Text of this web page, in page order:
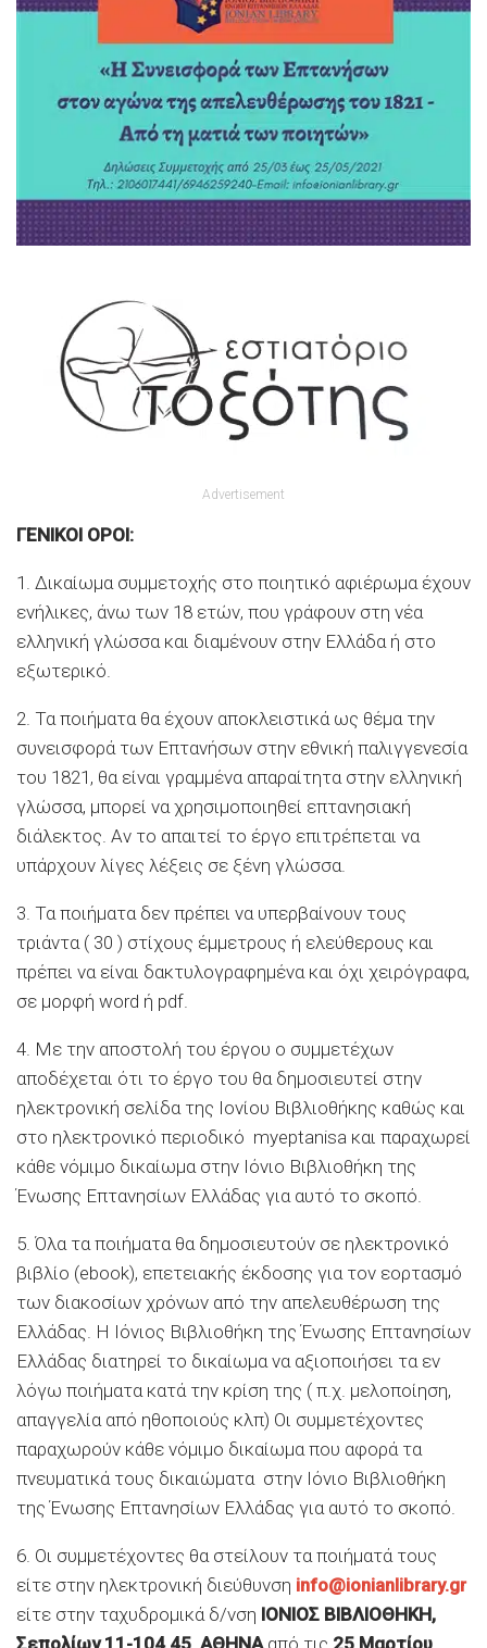
Advertisement
ΓΕΝΙΚΟΙ ΟΡΟΙ:
1. Δικαίωμα συμμετοχής στο ποιητικό αφιέρωμα έχουν
ενήλικες, άνω των 18 ετών, που γράφουν στη νέα
ελληνική γλώσσα και διαμένουν στην Ελλάδα ή στο
εξωτερικό.
2. Τα ποιήματα θα έχουν αποκλειστικά ως θέμα την
συνεισφορά των Επτανήσων στην εθνική παλιγγενεσία
του 1821, θα είναι γραμμένα απαραίτητα στην ελληνική
γλώσσα, μπορεί να χρησιμοποιηθεί επτανησιακή
διάλεκτος. Αν το απαιτεί το έργο επιτρέπεται να
υπάρχουν λίγες λέξεις σε ξένη γλώσσα.
3. Τα ποιήματα δεν πρέπει να υπερβαίνουν τους
τριάντα ( 30 ) στίχους έμμετρους ή ελεύθερους και
πρέπει να είναι δακτυλογραφημένα και όχι χειρόγραφα,
σε μορφή word ή pdf.
4. Με την αποστολή του έργου ο συμμετέχων
αποδέχεται ότι το έργο του θα δημοσιευτεί στην
ηλεκτρονική σελίδα της Ιονίου Βιβλιοθήκης καθώς και
στο ηλεκτρονικό περιοδικό myeptanisa και παραχωρεί
κάθε νόμιμο δικαίωμα στην Ιόνιο Βιβλιοθήκη της
Ένωσης Επτανησίων Ελλάδας για αυτό το σκοπό.
5. Όλα τα ποιήματα θα δημοσιευτούν σε ηλεκτρονικό
βιβλίο (ebook), επετειακής έκδοσης για τον εορτασμό
των διακοσίων χρόνων από την απελευθέρωση της
Ελλάδας. Η Ιόνιος Βιβλιοθήκη της Ένωσης Επτανησίων
Ελλάδας διατηρεί το δικαίωμα να αξιοποιήσει τα εν
λόγω ποιήματα κατά την κρίση της ( π.χ. μελοποίηση,
απαγγελία από ηθοποιούς κλπ) Οι συμμετέχοντες
παραχωρούν κάθε νόμιμο δικαίωμα που αφορά τα
πνευματικά τους δικαιώματα στην Ιόνιο Βιβλιοθήκη
της Ένωσης Επτανησίων Ελλάδας για αυτό το σκοπό.
6. Οι συμμετέχοντες θα στείλουν τα ποιήματά τους
είτε στην ηλεκτρονική διεύθυνση info@ionianlibrary.gr
είτε στην ταχυδρομικά δ/νση ΙΟΝΙΟΣ ΒΙΒΛΙΟΘΗΚΗ,